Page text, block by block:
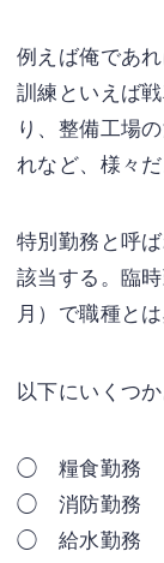
例えば俺であ
訓練といえば
り、整備工場
れなど、様々だ
特別勤務と呼
該当する。臨
月）で職種と
以下にいくつ
◯ 糧食勤務
◯ 消防勤務
◯ 給水勤務